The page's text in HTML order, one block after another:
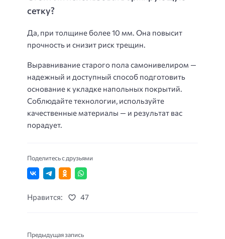
сетку?
Да, при толщине более 10 мм. Она повысит
прочность и снизит риск трещин.
Выравнивание старого пола самонивелиром —
надежный и доступный способ подготовить
основание к укладке напольных покрытий.
Соблюдайте технологии, используйте
качественные материалы — и результат вас
порадует.
Поделитесь с друзьями
Нравится: 47
Предыдущая запись